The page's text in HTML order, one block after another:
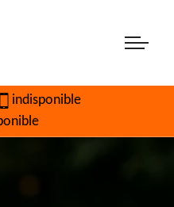
indisponible